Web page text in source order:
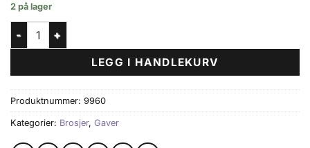
2 på lager
Ugletrio antall
LEGG I HANDLEKURV
Produktnummer: 9960
Kategorier: Brosjer, Gaver